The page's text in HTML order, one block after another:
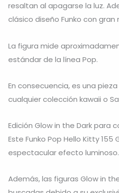
resaltan al apagarse la luz.
clásico diseño Funko con gran
La figura mide
estándar de la línea Pop.
En consecuencia, es una
cualquier colección kawaii o
Edición Glow in the Dark para
Este Funko Pop Hello Kitty 155
espectacular efecto luminoso.
Además, las figuras Glow in